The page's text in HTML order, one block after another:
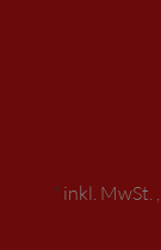
* inkl. MwSt. ,